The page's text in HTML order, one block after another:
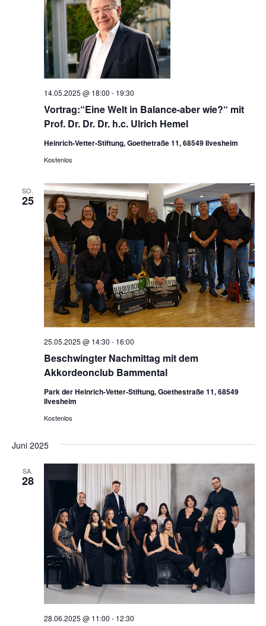
Vortrag:“Eine Welt in Balance-aber wie?“ mit
Prof. Dr. Dr. Dr. h.c. Ulrich Hemel
14.05.2025 @ 18:00 - 19:30
Heinrich-Vetter-Stiftung, Goethetraße 11, 68549 Ilvesheim
Kostenlos
SO.
25
Beschwingter Nachmittag mit dem
Akkordeonclub Bammental
25.05.2025 @ 14:30 - 16:00
Park der Heinrich-Vetter-Stiftung, Goethestraße 11, 68549
Ilvesheim
Kostenlos
Juni 2025
SA.
28
28.06.2025 @ 11:00 - 12:30